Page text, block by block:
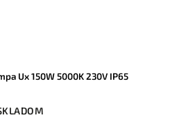
Ux 150W 5000K 230V IP65